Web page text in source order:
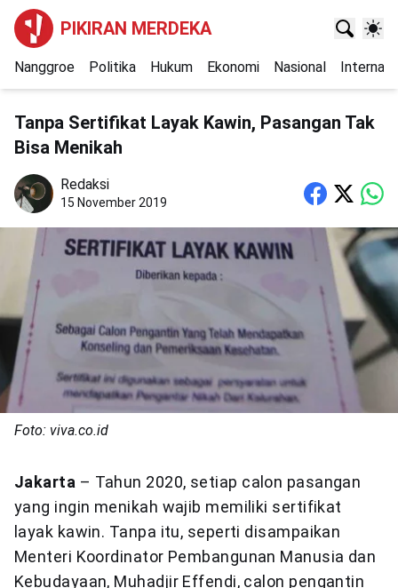
PIKIRAN MERDEKA
Nanggroe Politika Hukum Ekonomi Nasional
Tanpa Sertifikat Layak Kawin, Pasangan Tak
Bisa Menikah
Redaksi
15 November 2019
Foto: viva.co.id
Jakarta – Tahun 2020, setiap calon pasangan
yang ingin menikah wajib memiliki sertifikat
layak kawin. Tanpa itu, seperti disampaikan
Menteri Koordinator Pembangunan Manusia dan
Kebudayaan, Muhadjir Effendi, calon pengantin